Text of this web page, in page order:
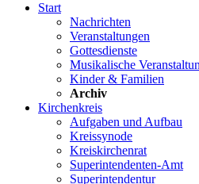
Start
Nachrichten
Veranstaltungen
Gottesdienste
Musikalische
Kinder & Familien
Archiv
Kirchenkreis
Aufgaben und Aufbau
Kreissynode
Kreiskirchenrat
Superintendenten-Amt
Superintendentur